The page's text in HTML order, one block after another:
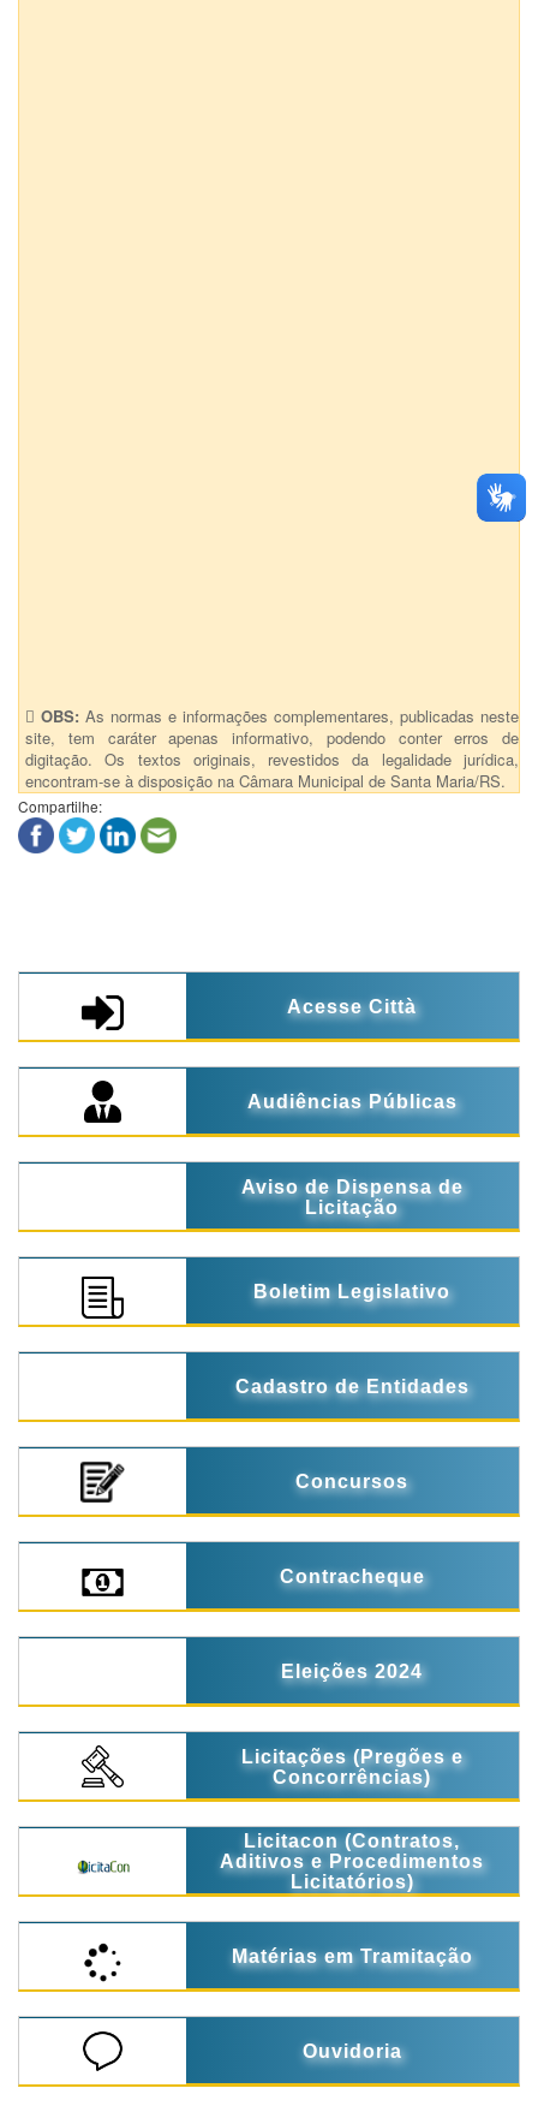
OBS: As normas e informações complementares, publicadas neste
site, tem caráter apenas informativo, podendo conter erros de
digitação. Os textos originais, revestidos da legalidade jurídica,
encontram-se à disposição na Câmara Municipal de Santa Maria/RS.
Compartilhe:
Acesse Città
Audiências Públicas
Aviso de Dispensa de
Licitação
Boletim Legislativo
Cadastro de Entidades
Concursos
Contracheque
Eleições 2024
Licitações (Pregões e
Concorrências)
Licitacon (Contratos,
Aditivos e Procedimentos
Licitatórios)
Matérias em Tramitação
Ouvidoria